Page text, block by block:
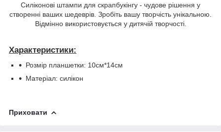
Силіконові штампи для скрапбукінгу - чудове рішення у
створенні ваших шедеврів. Зробіть вашу творчість унікальною.
Відмінно використовується у дитячій творчості.
Характеристики:
Розмір планшетки: 10см*14см
Матеріал: силікон
Приховати